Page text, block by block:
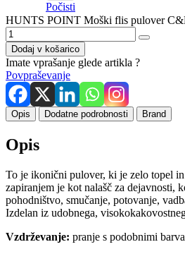
Počisti
HUNTS POINT Moški flis pulover
Dodaj v košarico
Imate vprašanje glede artikla ?
Povpraševanje
Opis Dodatne podrobnosti Brand
Opis
To je ikonični pulover, ki je zelo topel
zapiranjem je kot nalašč za dejavnosti,
pohodništvo, smučanje, potovanje,
Izdelan iz udobnega,
Vzdrževanje: pranje s podobnimi